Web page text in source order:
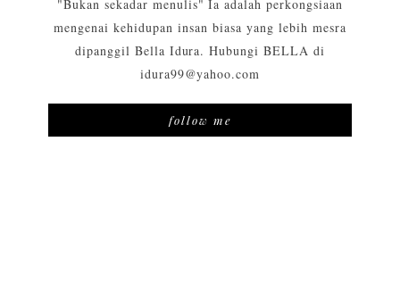
"Bukan sekadar menulis" Ia adalah perkongsiaan
mengenai kehidupan insan biasa yang lebih mesra
dipanggil Bella Idura. Hubungi BELLA di
idura99@yahoo.com
follow me